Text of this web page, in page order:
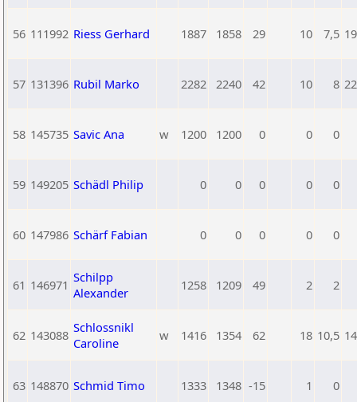
56 111992 Riess Gerhard 1887 1858 29 10 7,5
57 131396 Rubil Marko 2282 2240 42 10 8
58 145735 Savic Ana w 1200 1200 0 0 0
59 149205 Schädl Philip 0 0 0 0 0
60 147986 Schärf Fabian 0 0 0 0 0
61 146971 Schilpp
Alexander
1258 1209 49 2 2
62 143088 Schlossnikl
Caroline
w 1416 1354 62 18 10,5
63 148870 Schmid Timo 1333 1348 -15 1 0